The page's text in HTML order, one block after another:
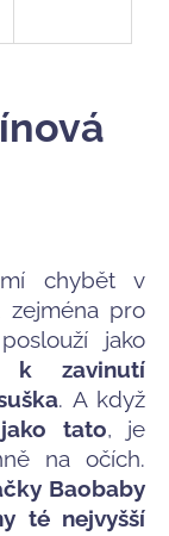
chybět v
zejména pro
jako
k zavinutí
. A když
tato, je
na očích.
Baobaby
té nejvyšší